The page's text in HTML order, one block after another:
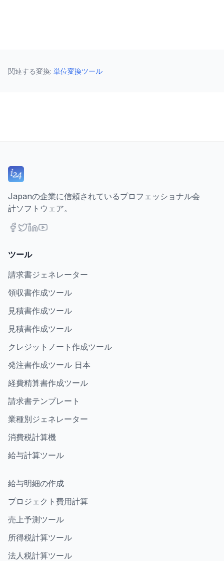
関連する変換: 単位変換ツール
Japanの企業に信頼されているプロフェッショナル会
計ソフトウェア。
ツール
請求書ジェネレーター
領収書作成ツール
見積書作成ツール
見積書作成ツール
クレジットノート作成ツール
発注書作成ツール 日本
経費精算書作成ツール
請求書テンプレート
業種別ジェネレーター
消費税計算機
給与計算ツール
給与明細の作成
プロジェクト費用計算
売上予測ツール
所得税計算ツール
法人税計算ツール